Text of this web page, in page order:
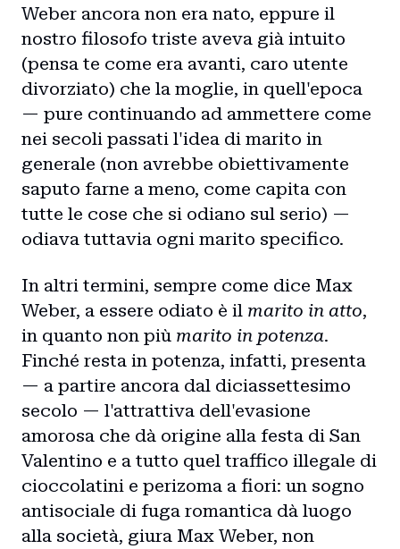
Weber ancora non era nato, eppure il
nostro filosofo triste aveva già intuito
(pensa te come era avanti, caro utente
divorziato) che la moglie, in quell'epoca
— pure continuando ad ammettere come
nei secoli passati l'idea di marito in
generale (non avrebbe obiettivamente
saputo farne a meno, come capita con
tutte le cose che si odiano sul serio) —
odiava tuttavia ogni marito specifico.
In altri termini, sempre come dice Max
Weber, a essere odiato è il marito in atto,
in quanto non più marito in potenza.
Finché resta in potenza, infatti, presenta
— a partire ancora dal diciassettesimo
secolo — l'attrattiva dell'evasione
amorosa che dà origine alla festa di San
Valentino e a tutto quel traffico illegale di
cioccolatini e perizoma a fiori: un sogno
antisociale di fuga romantica dà luogo
alla società, giura Max Weber, non